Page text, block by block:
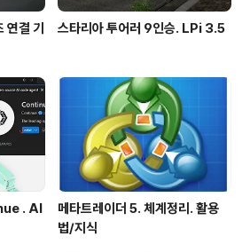
연결 기
스타리아 투어러 9인승. LPi 3.5
. AI
메타트레이더 5. 체계정리. 활용
법/지식